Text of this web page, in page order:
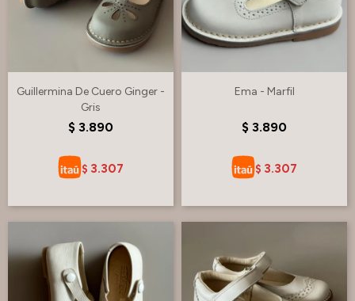
Guillermina De Cuero Ginger -
Gris
$ 3.890
$ 3.307
Ema - Marfil
$ 3.890
$ 3.307